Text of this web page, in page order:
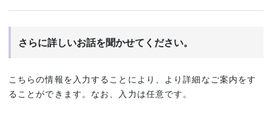
さらに詳しいお話を聞かせてください。
こちらの情報を入力することにより、より詳細なご案内をす
ることができます。なお、入力は任意です。